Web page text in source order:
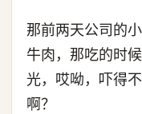
那前两天公司的
牛肉，那吃的时
光，哎呦，吓得
啊？